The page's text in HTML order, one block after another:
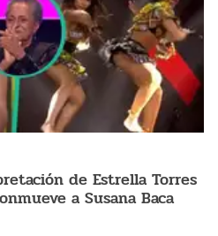
de Estrella Torres
a Susana Baca